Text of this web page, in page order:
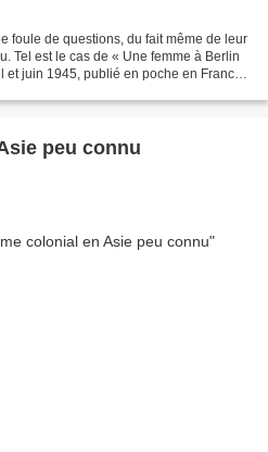
foule de questions, du fait même de leur
Tel est le cas de « Une femme à Berlin
et juin 1945, publié en poche en France
peu connu